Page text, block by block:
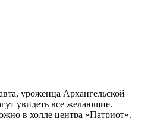
уроженца Архангельской
увидеть все желающие.
в холле центра «Патриот».